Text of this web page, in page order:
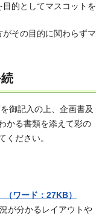
的としてマスコットを
その目的に関わらずマ
御記入の上、企画書及
かる書類を添えて彩の
ください。
（ワード：27KB）
が分かるレイアウトや